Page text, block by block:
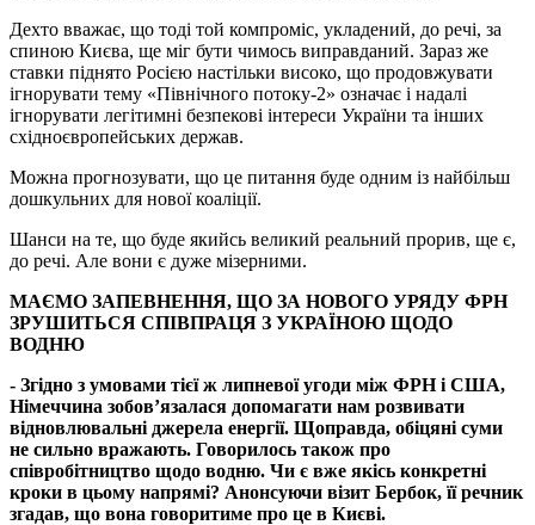
Дехто вважає, що тоді той компроміс, укладений, до речі, за
спиною Києва, ще міг бути чимось виправданий. Зараз же
ставки піднято Росією настільки високо, що продовжувати
ігнорувати тему «Північного потоку-2» означає і надалі
ігнорувати легітимні безпекові інтереси України та інших
східноєвропейських держав.
Можна прогнозувати, що це питання буде одним із найбільш
дошкульних для нової коаліції.
Шанси на те, що буде якийсь великий реальний прорив, ще є,
до речі. Але вони є дуже мізерними.
МАЄМО ЗАПЕВНЕННЯ, ЩО ЗА НОВОГО УРЯДУ ФРН
ЗРУШИТЬСЯ СПІВПРАЦЯ З УКРАЇНОЮ ЩОДО
ВОДНЮ
- Згідно з умовами тієї ж липневої угоди між ФРН і США,
Німеччина зобов’язалася допомагати нам розвивати
відновлювальні джерела енергії. Щоправда, обіцяні суми
не сильно вражають. Говорилось також про
співробітництво щодо водню. Чи є вже якісь конкретні
кроки в цьому напрямі? Анонсуючи візит Бербок, її речник
згадав, що вона говоритиме про це в Києві.